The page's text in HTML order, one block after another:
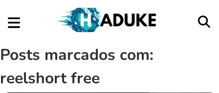
Posts marcados com:
reelshort free